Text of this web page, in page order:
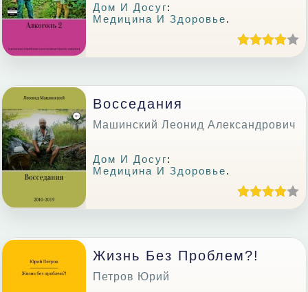
Дом И Досуг:
Медицина И Здоровье.
Восседания
Машинский Леонид Александрович
Дом И Досуг:
Медицина И Здоровье.
Жизнь Без Проблем?!
Петров Юрий